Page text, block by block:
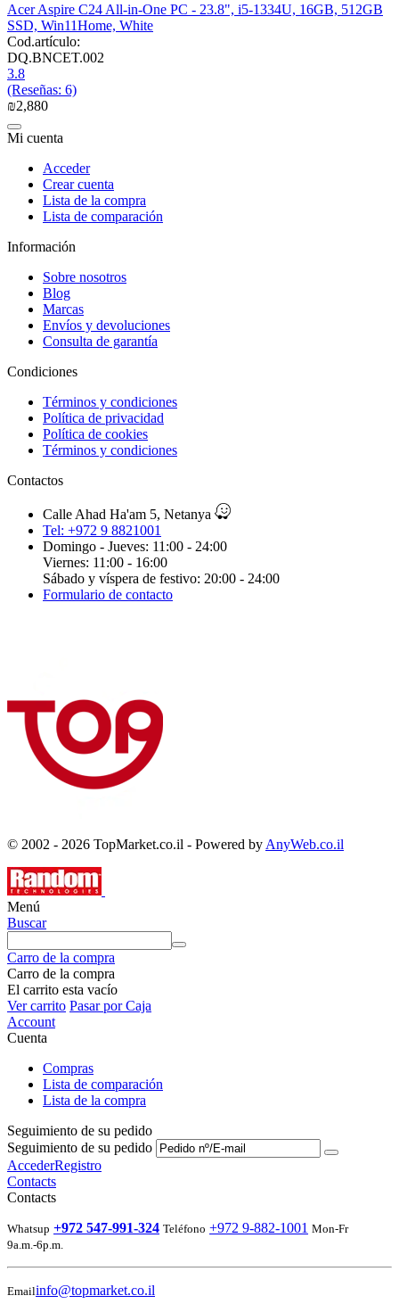
Acer Aspire C24 All-in-One PC - 23.8", i5-1334U, 16GB, 512GB
SSD, Win11Home, White
Cod.artículo:
DQ.BNCET.002
3.8
(Reseñas: 6)
₪2,880
Mi cuenta
Acceder
Crear cuenta
Lista de la compra
Lista de comparación
Información
Sobre nosotros
Blog
Marcas
Envíos y devoluciones
Consulta de garantía
Condiciones
Términos y condiciones
Política de privacidad
Política de cookies
Términos y condiciones
Contactos
Calle Ahad Ha'am 5, Netanya
Tel: +972 9 8821001
Domingo - Jueves: 11:00 - 24:00
Viernes: 11:00 - 16:00
Sábado y víspera de festivo: 20:00 - 24:00
Formulario de contacto
© 2002 - 2026 TopMarket.co.il - Powered by AnyWeb.co.il
Menú
Buscar
Carro de la compra
Carro de la compra
El carrito esta vacío
Ver carrito Pasar por Caja
Account
Cuenta
Compras
Lista de comparación
Lista de la compra
Seguimiento de su pedido
Seguimiento de su pedido
AccederRegistro
Contacts
Contacts
Whatsup +972 547-991-324 Teléfono +972 9-882-1001 Mon-Fr
9a.m.-6p.m.
Emailinfo@topmarket.co.il